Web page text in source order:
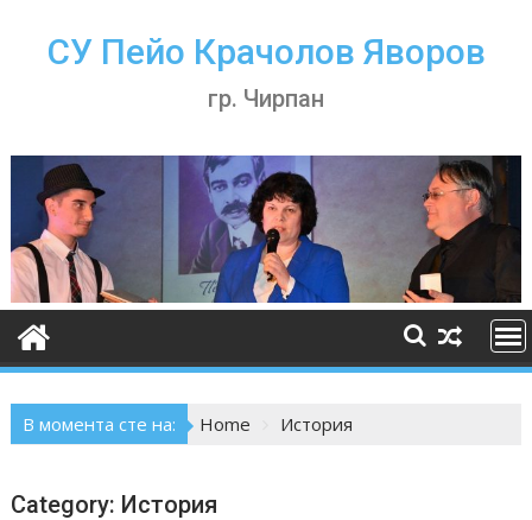
contentСУ Пейо Крачолов Яворов
гр. Чирпан
В момента сте на: Home История
Category: История